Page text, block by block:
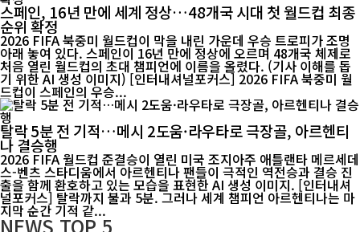
스페인, 16년 만에 세계 정상…48개국 시대 첫 월드컵 최종
순위 확정
2026 FIFA 북중미 월드컵이 막을 내린 가운데 우승 트로피가 조명
아래 놓여 있다. 스페인이 16년 만에 정상에 오르며 48개국 체제로
처음 열린 월드컵의 초대 챔피언에 이름을 올렸다. (기사 이해를 돕
기 위한 AI 생성 이미지) [인터내셔널포커스] 2026 FIFA 북중미 월
드컵이 스페인의 우승...
탈락 5분 전 기적…메시 2도움·라우타로 극장골, 아르헨티
나 결승행
2026 FIFA 월드컵 준결승이 열린 미국 조지아주 애틀랜타 메르세데
스-벤츠 스타디움에서 아르헨티나 팬들이 극적인 역전승과 결승 진
출을 함께 환호하고 있는 모습을 표현한 AI 생성 이미지. [인터내셔
널포커스] 탈락까지 불과 5분. 그러나 세계 챔피언 아르헨티나는 마
지막 순간 기적 같...
NEWS TOP 5